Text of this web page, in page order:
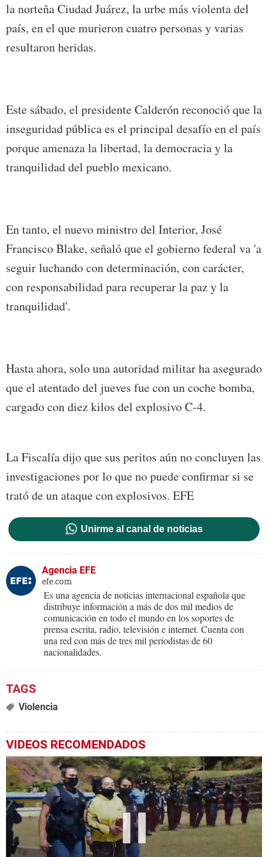
la norteña Ciudad Juárez, la urbe más violenta del
país, en el que murieron cuatro personas y varias
resultaron heridas.
Este sábado, el presidente Calderón reconoció que la
inseguridad pública es el principal desafío en el país
porque amenaza la libertad, la democracia y la
tranquilidad del pueblo mexicano.
En tanto, el nuevo ministro del Interior, José
Francisco Blake, señaló que el gobierno federal va 'a
seguir luchando con determinación, con carácter,
con responsabilidad para recuperar la paz y la
tranquilidad'.
Hasta ahora, solo una autoridad militar ha asegurado
que el atentado del jueves fue con un coche bomba,
cargado con diez kilos del explosivo C-4.
La Fiscalía dijo que sus peritos aún no concluyen las
investigaciones por lo que no puede confirmar si se
trató de un ataque con explosivos. EFE
Unirme al canal de noticias
Agencia EFE
efe.com
Es una agencia de noticias internacional española que
distribuye información a más de dos mil medios de
comunicación en todo el mundo en los soportes de
prensa escrita, radio, televisión e internet. Cuenta con
una red con más de tres mil periodistas de 60
nacionalidades.
Violencia
VIDEOS RECOMENDADOS